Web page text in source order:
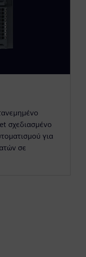
σχεδιασμένο
για
σε